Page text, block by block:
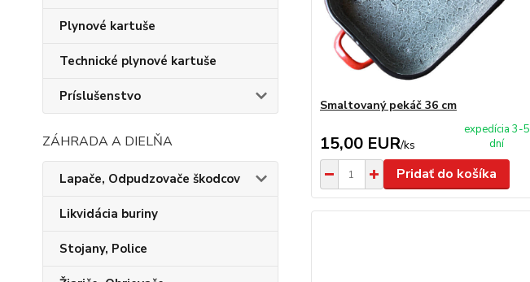
Plynové kartuše
Technické plynové kartuše
Príslušenstvo
ZÁHRADA A DIELŇA
Lapače, Odpudzovače škodcov
Likvidácia buriny
Stojany, Police
Smaltovaný pekáč 36 cm
15,00 EUR/ks
expedícia 3-5
dní
Pridať do košíka